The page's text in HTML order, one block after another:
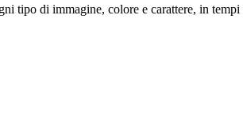
tipo di immagine, colore e carattere, in